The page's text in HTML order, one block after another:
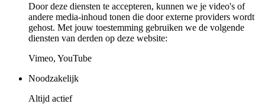
Door deze diensten te accepteren, kunnen we je video's of
andere media-inhoud tonen die door externe providers wordt
gehost. Met jouw toestemming gebruiken we de volgende
diensten van derden op deze website:
Vimeo, YouTube
Noodzakelijk
Altijd actief